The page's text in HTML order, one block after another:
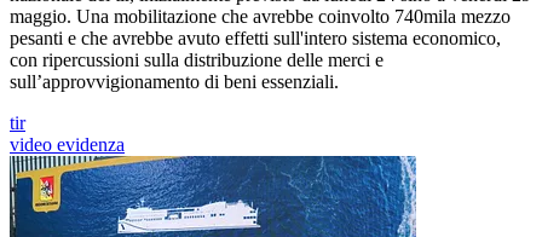
maggio. Una mobilitazione che avrebbe coinvolto 740mila mezzo
pesanti e che avrebbe avuto effetti sull'intero sistema economico,
con ripercussioni sulla distribuzione delle merci e
sull’approvvigionamento di beni essenziali.
tir
video evidenza